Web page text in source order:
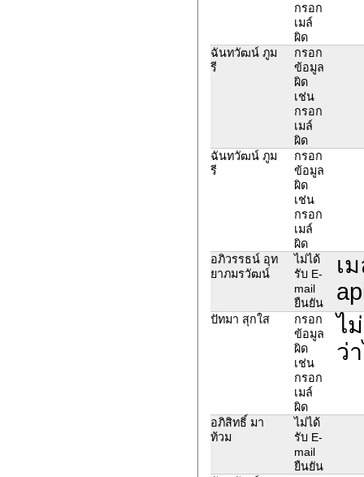
กรอก
เมล์
ผิด
ฉันทวัฒน์ ภูม
รี
กรอก
ข้อมูล
ผิด
เช่น
กรอก
เมล์
ผิด
ฉันทวัฒน์ ภูม
รี
กรอก
ข้อมูล
ผิด
เช่น
กรอก
เมล์
ผิด
อภิวรรธน์ อุท
ยาภมรวัฒน์
ไม่ได้
รับ E-
mail
ยืนยัน
เ
ปัทมา สุกใส
กรอก
ข้อมูล
ผิด
เช่น
กรอก
เมล์
ผิด
ไ
ว่
อภิสิทธิ์ มา
ท้วม
ไม่ได้
รับ E-
mail
ยืนยัน